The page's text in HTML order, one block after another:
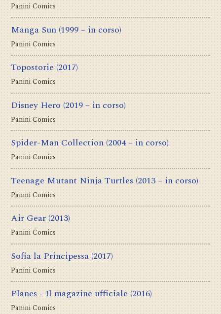
Panini Comics
Manga Sun (1999 – in corso)
Panini Comics
Topostorie (2017)
Panini Comics
Disney Hero (2019 – in corso)
Panini Comics
Spider-Man Collection (2004 – in corso)
Panini Comics
Teenage Mutant Ninja Turtles (2013 – in corso)
Panini Comics
Air Gear (2013)
Panini Comics
Sofia la Principessa (2017)
Panini Comics
Planes - Il magazine ufficiale (2016)
Panini Comics